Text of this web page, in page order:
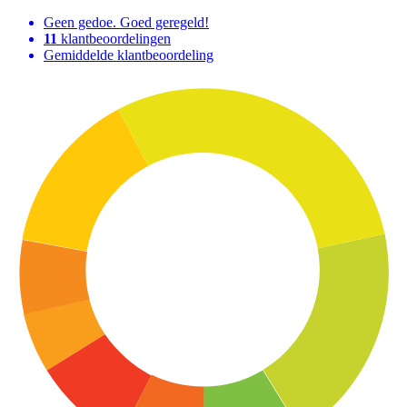
Geen gedoe. Goed geregeld!
11 klantbeoordelingen
Gemiddelde klantbeoordeling